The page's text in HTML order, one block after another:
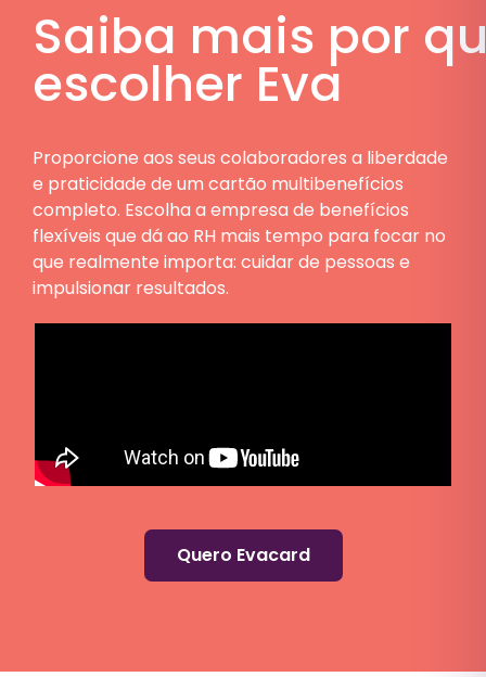
Saiba mais por
escolher Eva
Proporcione aos seus colaboradores a liberdade
e praticidade de um cartão multibenefícios
completo. Escolha a empresa de benefícios
flexíveis que dá ao RH mais tempo para focar no
que realmente importa: cuidar de pessoas e
impulsionar resultados.
Quero Evacard